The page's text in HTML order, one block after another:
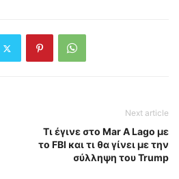
Next article
Τι έγινε στο Mar A Lago με
το FBI και τι θα γίνει με την
σύλληψη του Trump